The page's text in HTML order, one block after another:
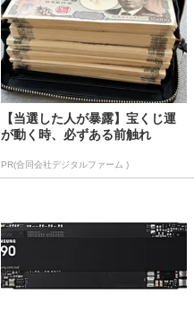
【当選した人が暴露】宝くじ運
が動く時、必ずある前触れ
PR(合同会社デジタルファーム )